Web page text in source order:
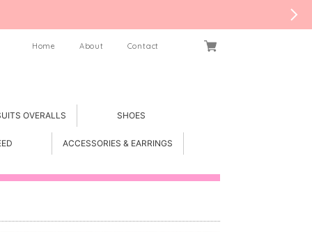
Home About Contact
OVERALLS SHOES
ACCESSORIES & EARRINGS